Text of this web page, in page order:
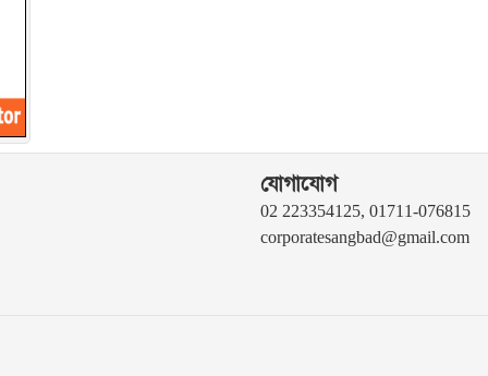
যোগাযোগ
02 223354125, 01711-076815
corporatesangbad@gmail.com